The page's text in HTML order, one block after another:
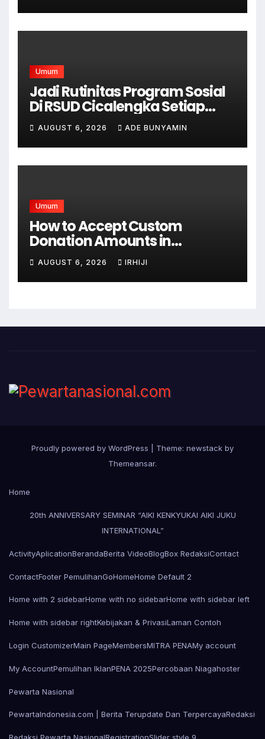
Umum
Jadi Rutinitas Program Sosial
Di RSUD Cicalengka Setiap
Bulan Gelar Sunatan Massal
Bagi Masyarakat Tidak
Mampu
AUGUST 6, 2026 ADE BUNYAMIN
Umum
How to Accept Custom
Donation Amounts in
WordPress with Stripe
AUGUST 6, 2026 IRHIJI
Proudly powered by WordPress
Theme: newstack by
Themeansar.
Home
20th ANNIVERSARY SEMINAR “AIKI KENKYUKAI AIKI JUKU
INTERNATIONAL”
ActivityAplicationBerandaBerita VideoBlogBox RedaksiContact
ContactFooter PemulihanGoHomeHome Default 2
Home with 2 sidebarHome with no sidebarHome with sidebar left
Home with sidebar rightKebijakan & PrivasiLaman Contoh
Login CustomizerMain PageMembersMITRA PENAMy account
My AccountPemulihan IklanPENA 2025Percobaan Niagahoster
Pewarta Nasional
PewartaIndonesia.com | Berita Terupdate Dan TerpercayaRedaksi